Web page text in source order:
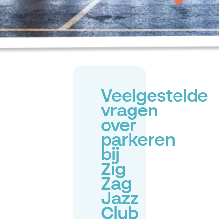
Veelgestelde
vragen
over
parkeren
bij
Zig
Zag
Jazz
Club